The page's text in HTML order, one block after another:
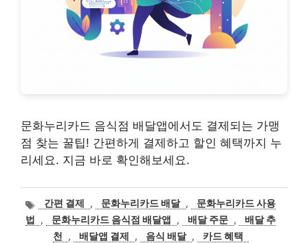
문화누리카드 음식점 배달앱에서도 결제되는 가맹
점 찾는 꿀팁! 간편하게 결제하고 할인 혜택까지 누
리세요. 지금 바로 확인해보세요.
태간편 결제 , 문화누리카드 배달 ,
문화누리카드 사용
법
, 문화누리카드 음식점 배달앱 , 배달 주문 ,
배달 추
천
, 배달앱 결제 , 음식 배달 , 카드 혜택